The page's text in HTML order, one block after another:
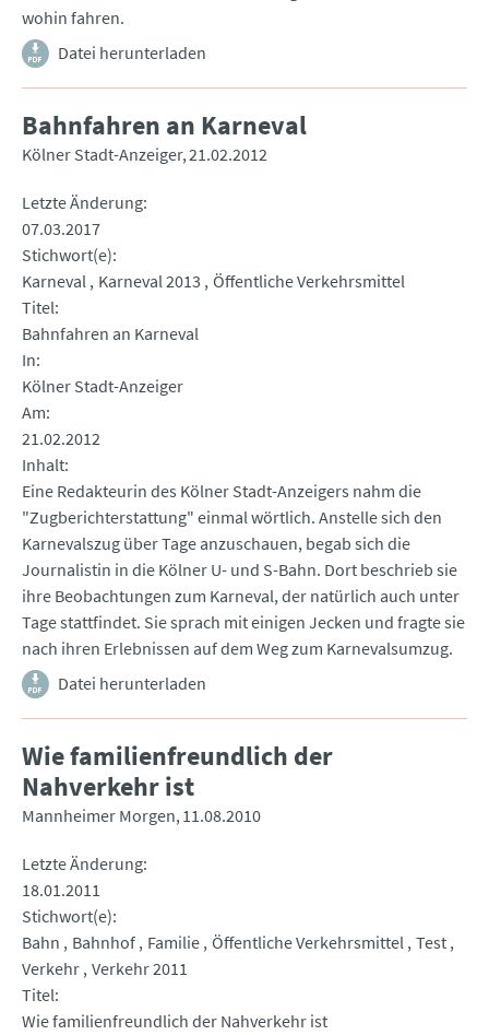
wohin fahren.
Datei herunterladen
Bahnfahren an Karneval
Kölner Stadt-Anzeiger 21.02.2012
Letzte Änderung
07.03.2017
Stichwort(e)
Karneval Karneval 2013 Öffentliche Verkehrsmittel
Titel
Bahnfahren an Karneval
In
Kölner Stadt-Anzeiger
Am
21.02.2012
Inhalt
Eine Redakteurin des Kölner Stadt-Anzeigers nahm die
"Zugberichterstattung" einmal wörtlich. Anstelle sich den
Karnevalszug über Tage anzuschauen, begab sich die
Journalistin in die Kölner U- und S-Bahn. Dort beschrieb sie
ihre Beobachtungen zum Karneval, der natürlich auch unter
Tage stattfindet. Sie sprach mit einigen Jecken und fragte sie
nach ihren Erlebnissen auf dem Weg zum Karnevalsumzug.
Datei herunterladen
Wie familienfreundlich der
Nahverkehr ist
Mannheimer Morgen 11.08.2010
Letzte Änderung
18.01.2011
Stichwort(e)
Bahn
Bahnhof Familie Öffentliche Verkehrsmittel Test
Verkehr Verkehr 2011
Titel
Wie familienfreundlich der Nahverkehr ist